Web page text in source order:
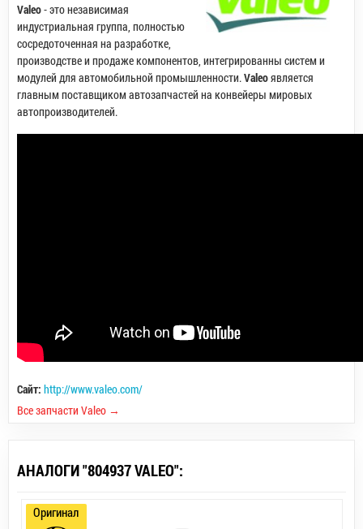
Valeo- это независимая
индустриальная группа, полностью
сосредоточенная на разработке,
производстве и продаже компонентов, интегрированны систем и
модулей для автомобильной промышленности.Valeoявляется
главным поставщиком автозапчастей на конвейеры мировых
автопроизводителей.
Сайт: http://www.valeo.com/
Все запчасти Valeo →
АНАЛОГИ "804937 VALEO":
Оригинал